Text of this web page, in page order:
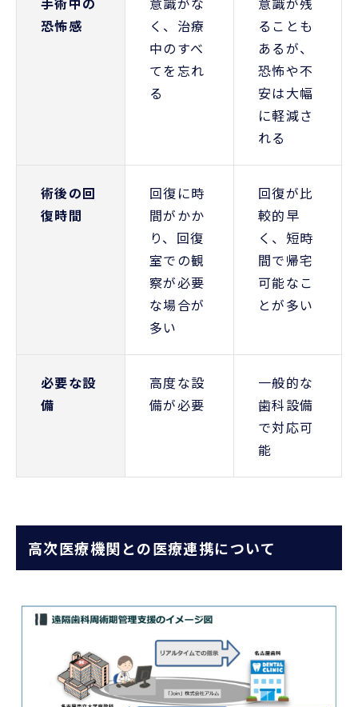
恐怖感
く、治療
中のすべ
てを忘れ
る
ることも
あるが、
恐怖や不
安は大幅
に軽減さ
れる
術後の回
復時間
回復に時
間がかか
り、回復
室での観
察が必要
な場合が
多い
回復が比
較的早
く、短時
間で帰宅
可能なこ
とが多い
必要な設
備
高度な設
備が必要
一般的な
歯科設備
で対応可
能
高次医療機関との医療連携について